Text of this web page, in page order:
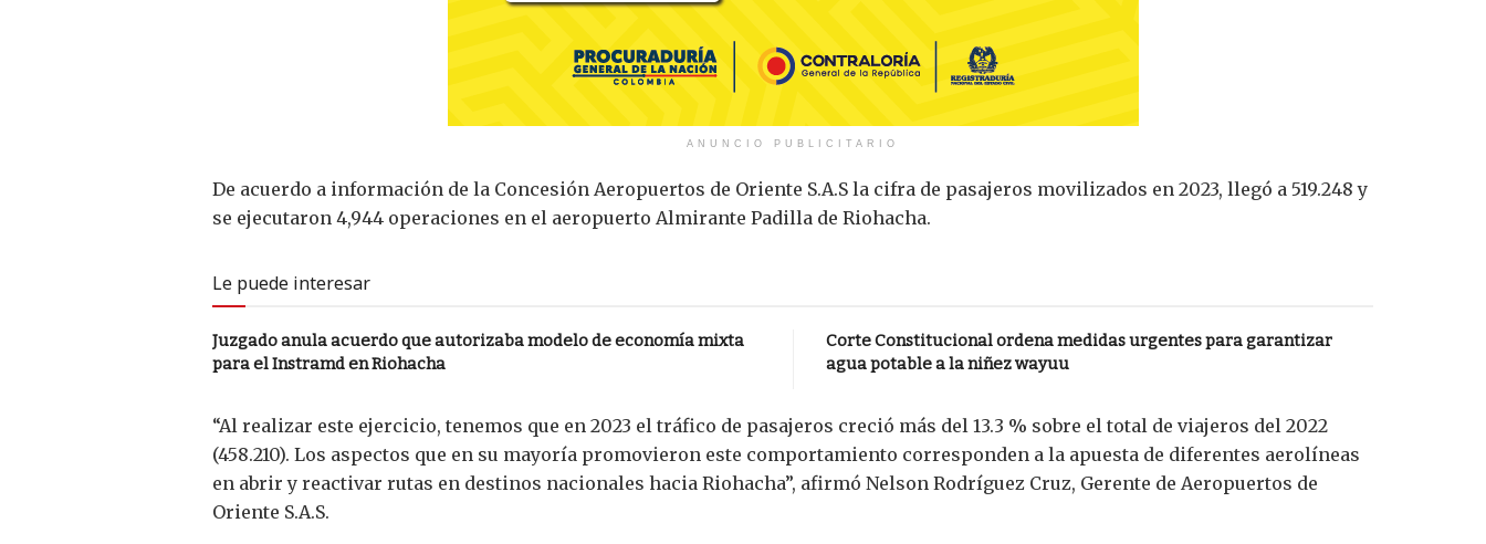
ANUNCIO PUBLICITARIO
De acuerdo a información de la Concesión Aeropuertos de Oriente S.A.S la cifra de pasajeros movilizados en 2023, llegó a 519.248 y
se ejecutaron 4,944 operaciones en el aeropuerto Almirante Padilla de Riohacha.
Le puede interesar
Juzgado anula acuerdo que autorizaba modelo de economía mixta
para el Instramd en Riohacha
Corte Constitucional ordena medidas urgentes para garantizar
agua potable a la niñez wayuu
“Al realizar este ejercicio, tenemos que en 2023 el tráfico de pasajeros creció más del 13.3 % sobre el total de viajeros del 2022
(458.210). Los aspectos que en su mayoría promovieron este comportamiento corresponden a la apuesta de diferentes aerolíneas
en abrir y reactivar rutas en destinos nacionales hacia Riohacha”, afirmó Nelson Rodríguez Cruz, Gerente de Aeropuertos de
Oriente S.A.S.